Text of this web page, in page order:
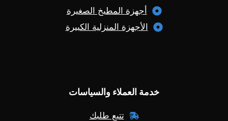
أجهزة المطبخ الصغيرة
الأجهزة المنزلية الكبيرة
خدمة العملاء والسياسات
تتبع طلبك